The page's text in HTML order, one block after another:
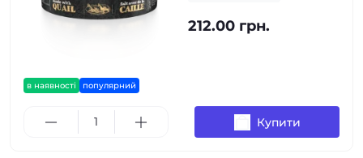
в наявності популярний
212.00 грн.
Купити